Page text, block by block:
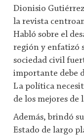
Dionisio
la revista
Habló sobre el
región y enfatizó
sociedad civil
importante debe
La política
de los mejores de
Además, brindó
Estado de largo